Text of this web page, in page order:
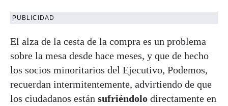
PUBLICIDAD
El alza de la cesta de la compra es un problema
sobre la mesa desde hace meses, y que de hecho
los socios minoritarios del Ejecutivo, Podemos,
recuerdan intermitentemente, advirtiendo de que
los ciudadanos están sufriéndolo directamente en